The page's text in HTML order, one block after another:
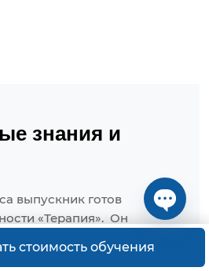
знания и
выпускник готов
«Терапия». Он
профессиональными
Open
стоимость обучения